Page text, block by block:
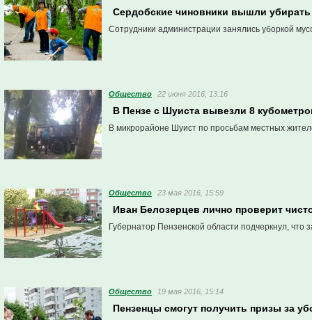
Сердобские чиновники вышли
Сотрудники администрации занялись уборкой
Общество 22 июня 2016, 13:16
В Пензе с Шуиста вывезли 8
В микрорайоне Шуист по просьбам местных
Общество 23 мая 2016, 15:59
Иван Белозерцев лично проверит
Губернатор Пензенской области подчеркнул,
Общество 19 мая 2016, 15:14
Пензенцы смогут получить призы за